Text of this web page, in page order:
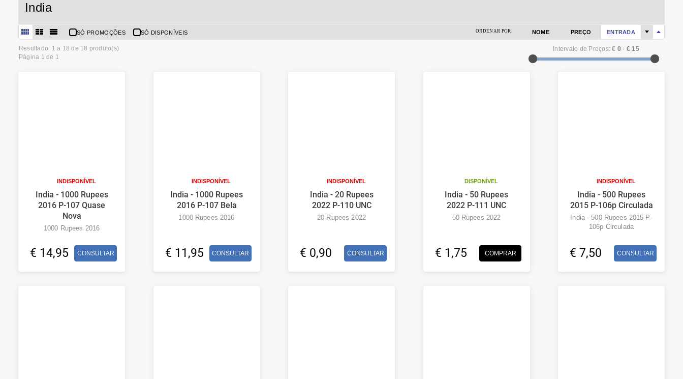
India
SÓ PROMOÇÕES SÓ DISPONÍVEIS ORDENAR POR: NOME PREÇO ENTRADA
Resultado: 1 a 18 de 18 produto(s)
Página 1 de 1
Intervalo de Preços: € 0 - € 15
INDISPONÍVEL
India - 1000 Rupees
2016 P-107 Quase
Nova
1000 Rupees 2016
€ 14,95 CONSULTAR
INDISPONÍVEL
India - 1000 Rupees
2016 P-107 Bela
1000 Rupees 2016
€ 11,95 CONSULTAR
INDISPONÍVEL
India - 20 Rupees
2022 P-110 UNC
20 Rupees 2022
€ 0,90 CONSULTAR
DISPONÍVEL
India - 50 Rupees
2022 P-111 UNC
50 Rupees 2022
€ 1,75 COMPRAR
INDISPONÍVEL
India - 500 Rupees
2015 P-106p Circulada
India - 500 Rupees 2015 P-
106p Circulada
€ 7,50 CONSULTAR